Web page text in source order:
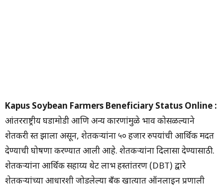
Kapus Soybean Farmers Beneficiary Status Online :
आंतरराष्ट्रीय घडामोडी आणि अन्य कारणांमुळे भाव कोसळल्याने
शेतकरी त्रस्त झाला असून, शेतकऱ्यांना ५० हजार रुपयांची आर्थिक मदत
देण्याची घोषणा करण्यात आली आहे. शेतकऱ्यांना दिलासा देण्यासाठी.
शेतकऱ्यांना आर्थिक सहाय्य थेट लाभ हस्तांतरण (DBT) द्वारे
शेतकऱ्यांच्या आधारशी जोडलेल्या बँक खात्यात ऑनलाइन प्रणाली